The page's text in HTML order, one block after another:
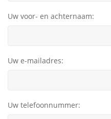
Uw voor- en achternaam:
Uw e-mailadres:
Uw telefoonnummer: